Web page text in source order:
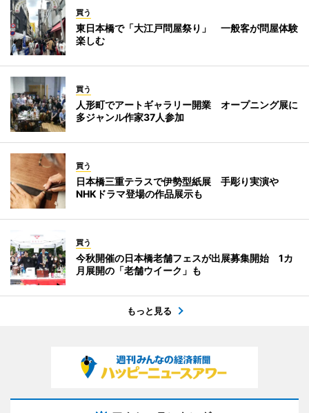
買う
東日本橋で「大江戸問屋祭り」 一般客が問屋体験
楽しむ
買う
人形町でアートギャラリー開業 オープニング展に
多ジャンル作家37人参加
買う
日本橋三重テラスで伊勢型紙展 手彫り実演や
NHKドラマ登場の作品展示も
買う
今秋開催の日本橋老舗フェスが出展募集開始 1カ
月展開の「老舗ウイーク」も
もっと見る